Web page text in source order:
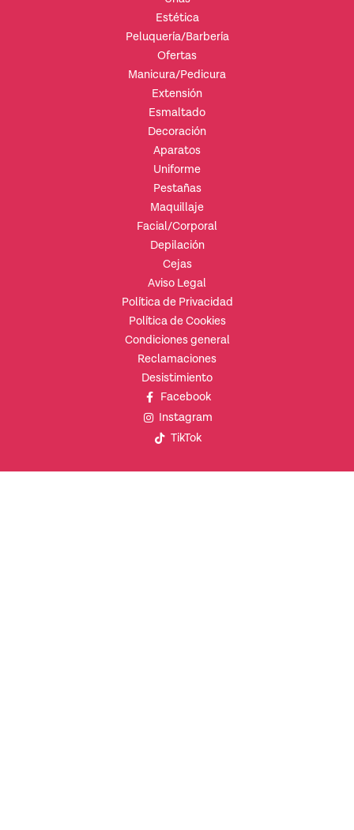
Estética
Peluquería/Barbería
Ofertas
Manicura/Pedicura
Extensión
Esmaltado
Decoración
Aparatos
Uniforme
Pestañas
Maquillaje
Facial/Corporal
Depilación
Cejas
Aviso Legal
Política de Privacidad
Política de Cookies
Condiciones general
Reclamaciones
Desistimiento
Facebook
Instagram
TikTok